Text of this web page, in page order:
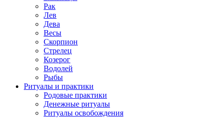
Рак
Лев
Дева
Весы
Скорпион
Стрелец
Козерог
Водолей
Рыбы
Ритуалы и практики
Родовые практики
Денежные ритуалы
Ритуалы освобождения